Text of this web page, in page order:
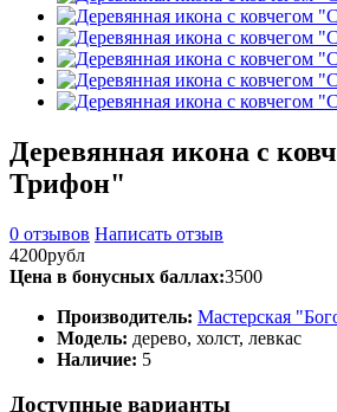
Деревянная икона с
Трифон"
0 отзывов Написать отзыв
4200рубл
Цена в бонусных баллах:3500
Производитель: Мастерская
Модель: дерево, холст, левкас
Наличие: 5
Доступные варианты